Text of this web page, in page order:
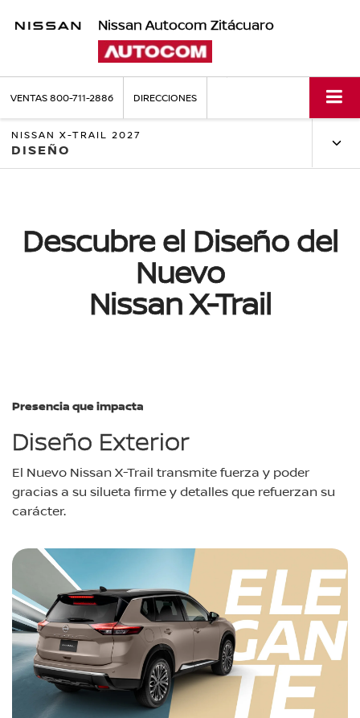
Nissan Autocom Zitácuaro
VENTAS800-711-2886 DIRECCIONES
NISSAN X-TRAIL 2027
DISEÑO
Descubre el Diseño del
Nuevo
Nissan X-Trail
Presencia que impacta
Diseño Exterior
El Nuevo Nissan X-Trail transmite fuerza y poder
gracias a su silueta firme y detalles que refuerzan su
carácter.